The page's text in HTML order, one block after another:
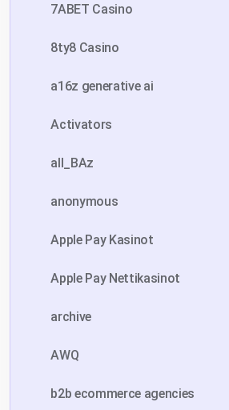
7ABET Casino
8ty8 Casino
a16z generative ai
Activators
all_BAz
anonymous
Apple Pay Kasinot
Apple Pay Nettikasinot
archive
AWQ
b2b ecommerce agencies